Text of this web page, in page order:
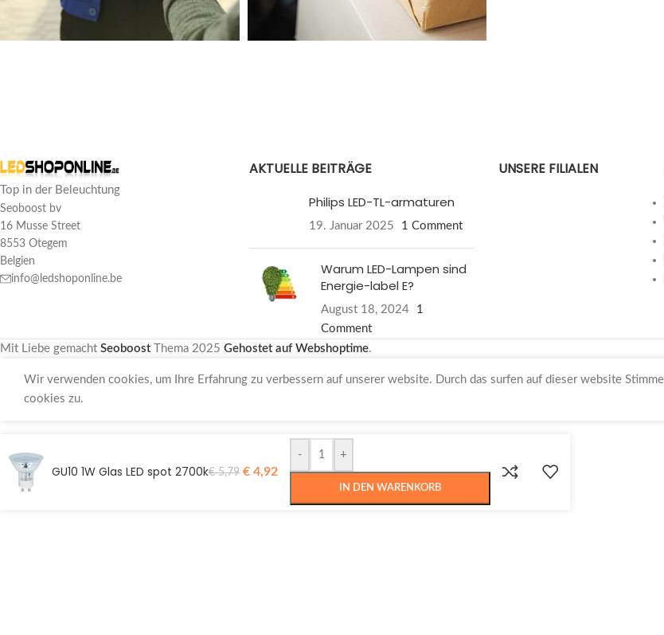
JK
Bewertung: 5/5
Sehr empfehlenswert
Fri May 06 2022 07:29:45 GMT+0000 (Koordinierte Weltzeit)
Top in der Beleuchtung
Seoboost bv
16 Musse Street
8553 Otegem
Belgien
info@ledshoponline.be
AKTUELLE BEITRÄGE
Philips LED-TL-armaturen
19. Januar 2025 1 Comment
Warum LED-Lampen sind
Energie-label E?
August 18, 2024
1
Comment
UNSERE FILIALEN
Mit Liebe gemacht SeoboostThema 2025 Gehostet auf Webshoptime.
Wir verwenden cookies, um Ihre Erfahrung zu verbessern auf unserer website. Durch das surfen auf dieser website
cookies zu.
GU10 1W Glas LED spot 2700k€5,79 € 4,92
- +
IN DEN WARENKORB